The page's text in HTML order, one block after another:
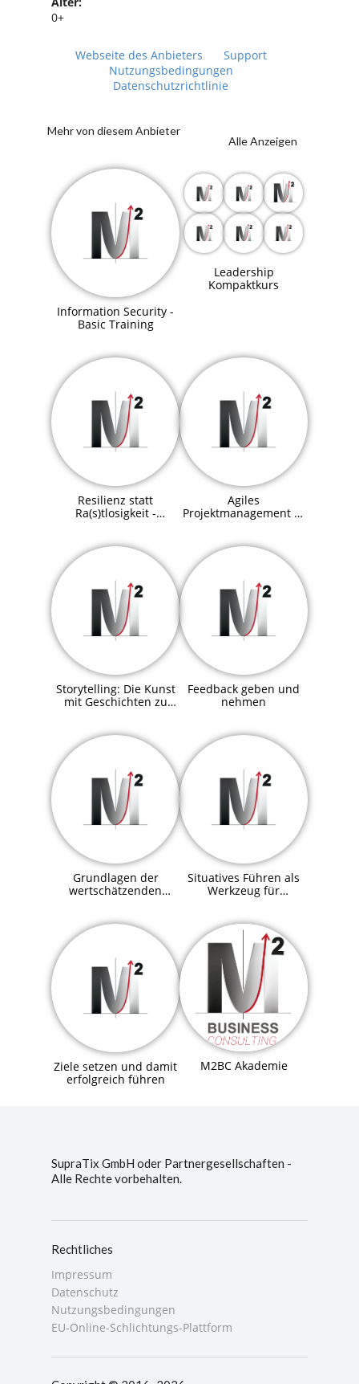
0+
Webseite des Anbieters
Support
Nutzungsbedingungen
Datenschutzrichtlinie
Mehr von diesem Anbieter
Alle Anzeigen
Information Security -
Basic Training
Leadership
Kompaktkurs
Resilienz statt
Ra(s)tlosigkeit -
Agiles
Projektmanagement —
Agilität
Storytelling: Die Kunst
mit Geschichten zu
Feedback geben und
nehmen
Grundlagen der
wertschätzenden
Situatives Führen als
Werkzeug für
Ziele setzen und damit
erfolgreich führen
M2BC Akademie
SupraTix GmbH oder Partnergesellschaften -
Alle Rechte vorbehalten.
Rechtliches
Impressum
Datenschutz
Nutzungsbedingungen
EU-Online-Schlichtungs-Plattform